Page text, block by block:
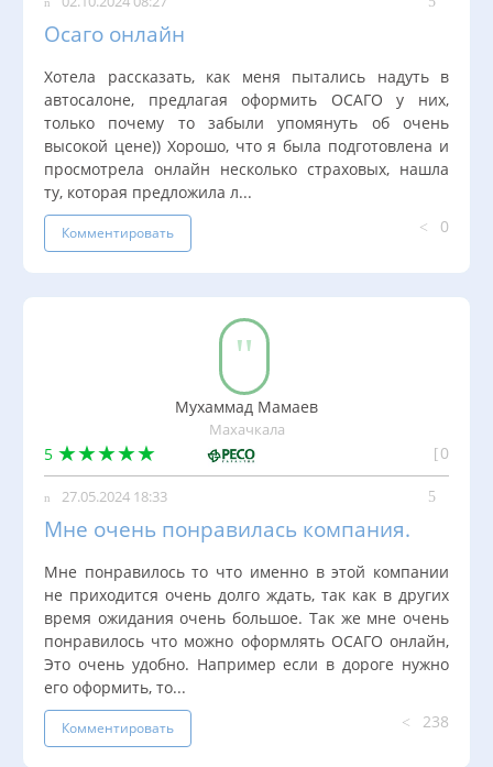
Осаго онлайн
Хотела рассказать, как меня пытались надуть в
автосалоне, предлагая оформить ОСАГО у них,
только почему то забыли упомянуть об очень
высокой цене)) Хорошо, что я была подготовлена и
просмотрела онлайн несколько страховых, нашла
ту, которая предложила л...
Комментировать 0
Мухаммад Мамаев
Махачкала
5 0
27.05.2024 18:33
Мне очень понравилась компания.
Мне понравилось то что именно в этой компании
не приходится очень долго ждать, так как в других
время ожидания очень большое. Так же мне очень
понравилось что можно оформлять ОСАГО онлайн,
Это очень удобно. Например если в дороге нужно
его оформить, то...
Комментировать 238